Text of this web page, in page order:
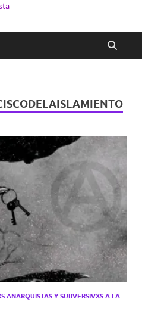
ANARQUISTAS Y SUBVERSIVXS A LA